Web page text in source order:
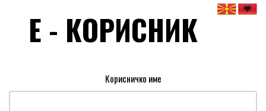
Е - КОРИСНИК
Корисничко име